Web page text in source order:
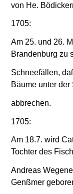
von He.
1705:
Am 25. und 26.
Brandenburg zu
Schneefällen,
Bäume unter
abbrechen.
1705:
Am 18.7. wird
Tochter des
Andreas
Genßmer